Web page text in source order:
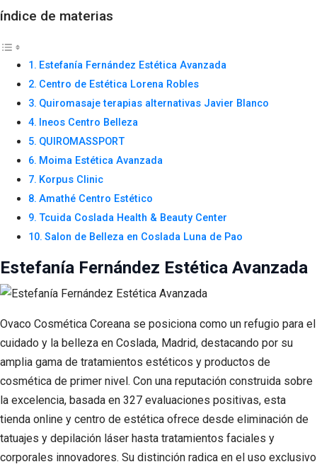
índice de materias
Estefanía Fernández Estética Avanzada
Centro de Estética Lorena Robles
Quiromasaje terapias alternativas Javier Blanco
Ineos Centro Belleza
QUIROMASSPORT
Moima Estética Avanzada
Korpus Clinic
Amathé Centro Estético
Tcuida Coslada Health & Beauty Center
Salon de Belleza en Coslada Luna de Pao
Estefanía Fernández Estética Avanzada
Ovaco Cosmética Coreana se posiciona como un refugio para el
cuidado y la belleza en Coslada, Madrid, destacando por su
amplia gama de tratamientos estéticos y productos de
cosmética de primer nivel. Con una reputación construida sobre
la excelencia, basada en 327 evaluaciones positivas, esta
tienda online y centro de estética ofrece desde eliminación de
tatuajes y depilación láser hasta tratamientos faciales y
corporales innovadores. Su distinción radica en el uso exclusivo